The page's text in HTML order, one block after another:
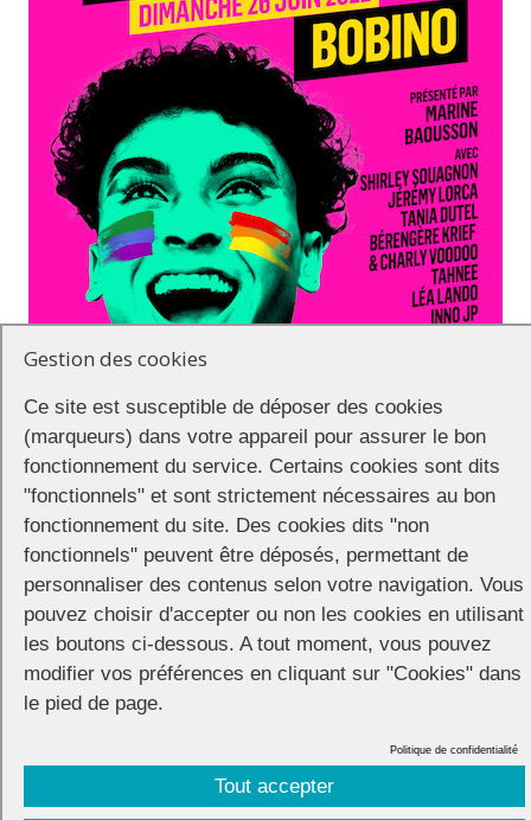
A l’occasion de la Marche des Fiertés 2022, le Festival d’humour de
Paris réunit le dimanche 26 juin à 19h sur le plateau de Bobino une
sélection d’artistes humoristes LGBT+ pour une grande soirée
spéciale FIER.ES.
Profitez de -35% sur cette soirée FIER.ES, avec le code promo
PRIDE2022 en achetant vos entrées en ligne :
https://bobino.fr/event-pro/fier-e-s/
Gestion des cookies
Ce site est susceptible de déposer des cookies
(marqueurs) dans votre appareil pour assurer le bon
fonctionnement du service. Certains cookies sont dits
"fonctionnels" et sont strictement nécessaires au bon
fonctionnement du site. Des cookies dits "non
fonctionnels" peuvent être déposés, permettant de
personnaliser des contenus selon votre navigation. Vous
pouvez choisir d'accepter ou non les cookies en utilisant
les boutons ci-dessous. A tout moment, vous pouvez
modifier vos préférences en cliquant sur "Cookies" dans
le pied de page.
Tout accepter
Politique de confidentialité